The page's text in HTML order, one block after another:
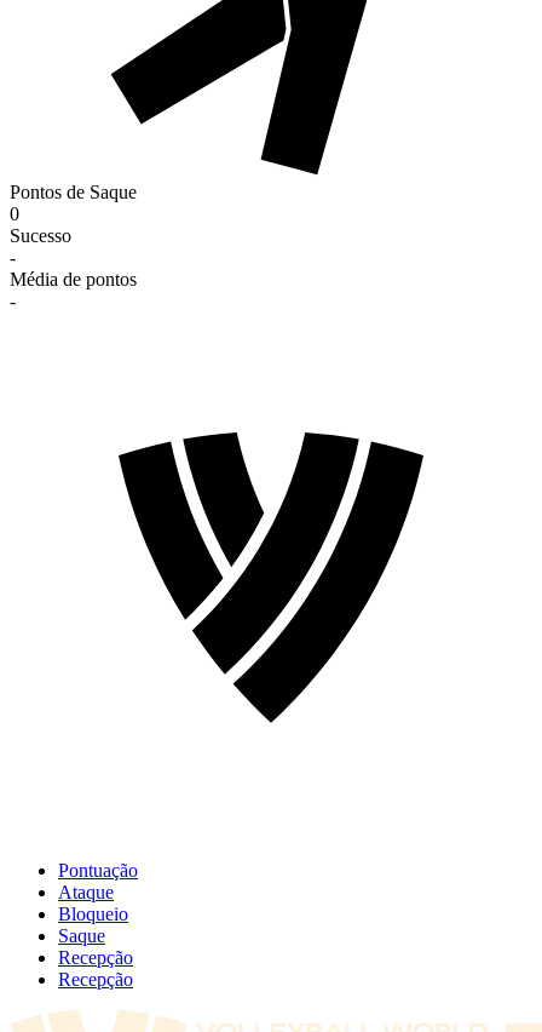
Pontos de Saque
0
Sucesso
-
Média de pontos
-
Pontuação
Ataque
Bloqueio
Saque
Recepção
Recepção